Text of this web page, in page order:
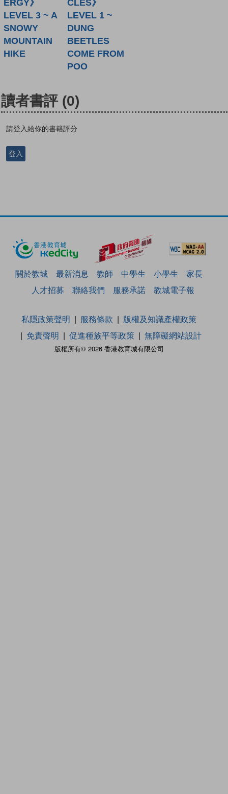
ERGY》
LEVEL 3 ~ A
SNOWY
MOUNTAIN
HIKE
CLES》
LEVEL 1 ~
DUNG
BEETLES
COME FROM
POO
讀者書評 (0)
請登入給你的書籍評分
登入
關於教城 最新消息 教師 中學生 小學生
家長
人才招募
聯絡我們 服務承諾 教城電子報
版權所有© 2026 香港教育城有限公司
私隱政策聲明 服務條款
版權及知識產權政策
免責聲明
促進種族平等政策 無障礙網站設計